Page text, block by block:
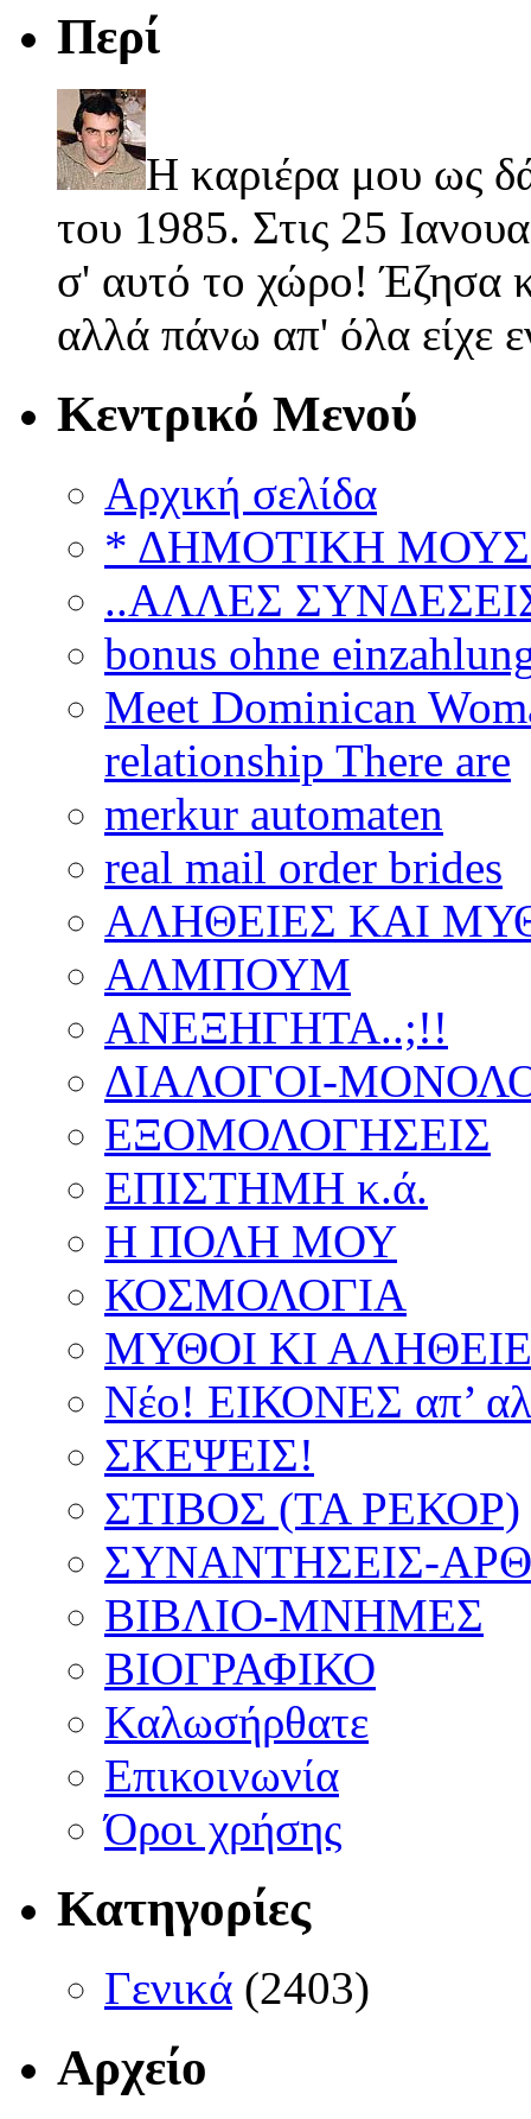
Περί
Η καριέρα μου ως
του 1985. Στις 25
σ' αυτό το χώρο! Έζησα
αλλά πάνω απ' όλα είχε
Κεντρικό Μενού
Αρχική σελίδα
* ΔΗΜΟΤΙΚΗ
..ΑΛΛΕΣ
bonus ohne
Meet Dominican
relationship There are
merkur automaten
real mail order brides
ΑΛΗΘΕΙΕΣ ΚΑΙ
ΑΛΜΠΟΥΜ
ΑΝΕΞΗΓΗΤΑ..;!!
ΔΙΑΛΟΓΟΙ-
ΕΞΟΜΟΛΟΓΗΣΕΙΣ
ΕΠΙΣΤΗΜΗ κ.ά.
Η ΠΟΛΗ ΜΟΥ
ΚΟΣΜΟΛΟΓΙΑ
ΜΥΘΟΙ ΚΙ
Νέο! ΕΙΚΟΝΕΣ απ’
ΣΚΕΨΕΙΣ!
ΣΤΙΒΟΣ (ΤΑ ΡΕΚΟΡ)
ΣΥΝΑΝΤΗΣΕΙΣ-
ΒΙΒΛΙΟ-ΜΝΗΜΕΣ
ΒΙΟΓΡΑΦΙΚΟ
Καλωσήρθατε
Επικοινωνία
Όροι χρήσης
Κατηγορίες
Γενικά (2403)
Αρχείο